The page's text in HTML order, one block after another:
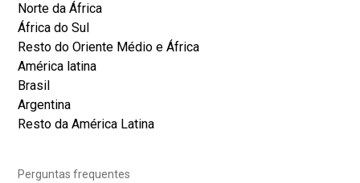
Norte da África
África do Sul
Resto do Oriente Médio e África
América latina
Brasil
Argentina
Resto da América Latina
Perguntas frequentes